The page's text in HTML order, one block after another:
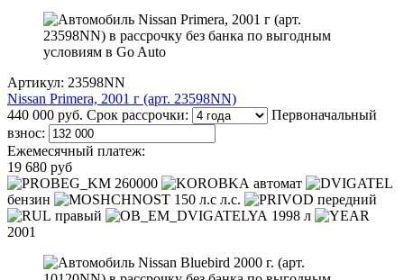
Артикул: 23598NN
Nissan Primera, 2001 г (арт. 23598NN)
440 000 руб. Срок рассрочки:
Первоначальный
взнос:
Ежемесячный платеж:
19 680 руб
260000
автомат
бензин
150 л.с л.с.
передний
правый
1998 л
2001